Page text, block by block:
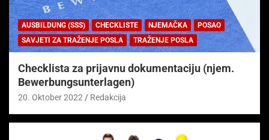
AUSBILDUNG (SSS) CHECKLISTE NJEMAČKA
POSAO
SAVJETI ZA TRAŽENJE POSLA
TRAŽENJE POSLA
Checklista za prijavnu dokumentaciju (njem.
Bewerbungsunterlagen)
20. Oktober 2022 Redakcija